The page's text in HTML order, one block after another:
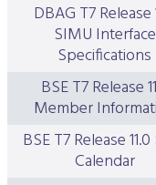
DBAG T7 Release
SIMU Interface
Specifications
BSE T7 Release
Member
BSE T7 Release
Calendar